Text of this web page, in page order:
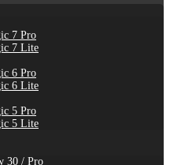
7 Pro
7 Lite
6 Pro
6 Lite
5 Pro
5 Lite
30 / Pro